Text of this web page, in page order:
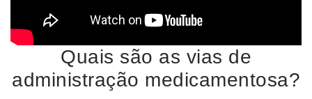
Quais são as vias de
administração medicamentosa?